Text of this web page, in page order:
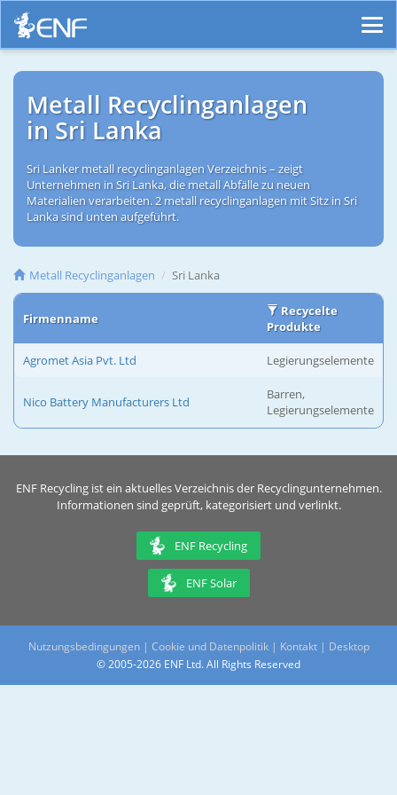
Metall Recyclinganlagen
in Sri Lanka
Sri Lanker metall recyclinganlagen Verzeichnis – zeigt
Unternehmen in Sri Lanka, die metall Abfälle zu neuen
Materialien verarbeiten. 2 metall recyclinganlagen mit Sitz in Sri
Lanka sind unten aufgeführt.
Metall Recyclinganlagen Sri Lanka
Firmenname
Recycelte
Produkte
Agromet Asia Pvt. Ltd Legierungselemente
Nico Battery Manufacturers Ltd
Barren,
Legierungselemente
ENF Recycling ist ein aktuelles Verzeichnis der Recyclingunternehmen.
Informationen sind geprüft, kategorisiert und verlinkt.
ENF Recycling
ENF Solar
Nutzungsbedingungen| Cookie und Datenpolitik| Kontakt | Desktop
© 2005-2026 ENF Ltd. All Rights Reserved